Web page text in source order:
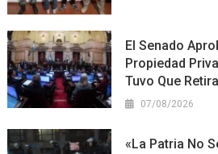
El Senado
Propiedad
Tuvo Que
07/08/2026
«La Patria No